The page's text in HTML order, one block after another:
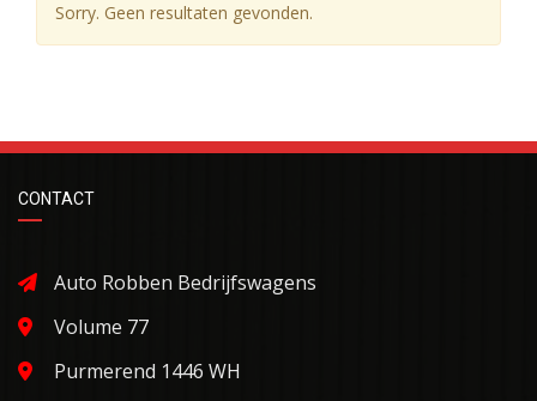
Sorry. Geen resultaten gevonden.
CONTACT
Auto Robben Bedrijfswagens
Volume 77
Purmerend 1446 WH